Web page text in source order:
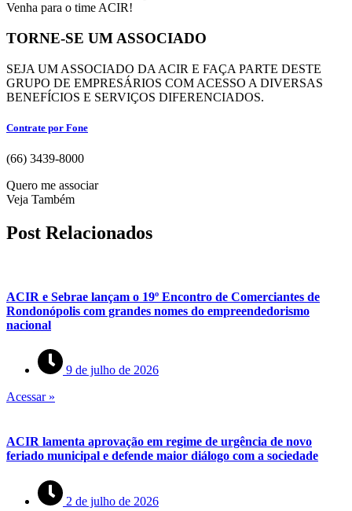
Venha para o time ACIR!
TORNE-SE UM ASSOCIADO
SEJA UM ASSOCIADO DA ACIR E FAÇA PARTE DESTE
GRUPO DE EMPRESÁRIOS COM ACESSO A DIVERSAS
BENEFÍCIOS E SERVIÇOS DIFERENCIADOS.
Contrate por Fone
(66) 3439-8000
Quero me associar
Veja Também
Post Relacionados
ACIR e Sebrae lançam o 19º Encontro de Comerciantes de
Rondonópolis com grandes nomes do empreendedorismo
nacional
9 de julho de 2026
Acessar »
ACIR lamenta aprovação em regime de urgência de novo
feriado municipal e defende maior diálogo com a sociedade
2 de julho de 2026